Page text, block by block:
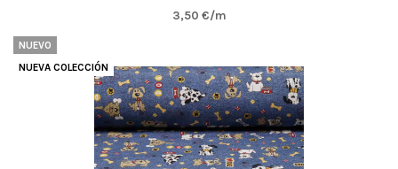
3,50 €/m
NUEVO
NUEVA COLECCIÓN